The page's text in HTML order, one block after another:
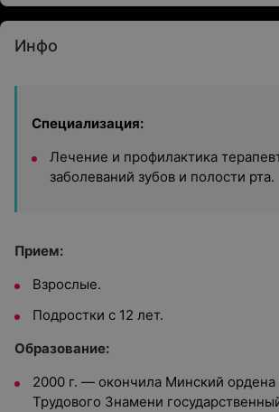
Инфо
Специализация:
Лечение и профилактика
заболеваний зубов и полости рта.
Прием:
Взрослые.
Подростки с 12 лет.
Образование:
2000 г. — окончила Минский ордена
Трудового Знамени